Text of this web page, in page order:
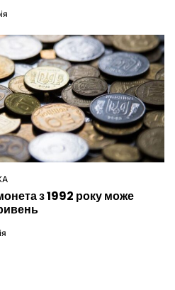
з 1992 року може